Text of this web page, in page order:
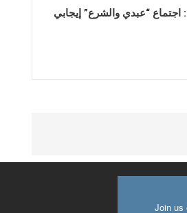
اجتماع “عبدي والشرع” إيجابي
Join us